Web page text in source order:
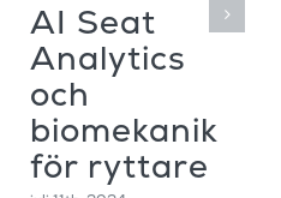
AI Seat
Analytics
och
biomekanik
för ryttare